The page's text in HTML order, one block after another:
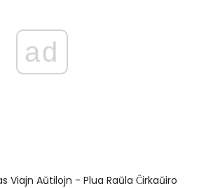
ad
Viajn Aŭtilojn - Plua Raŭla Ĉirkaŭiro